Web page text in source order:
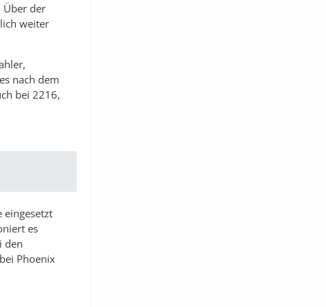
Über der
weiter
nach dem
bei 2216,
eingesetzt
es
den
Phoenix